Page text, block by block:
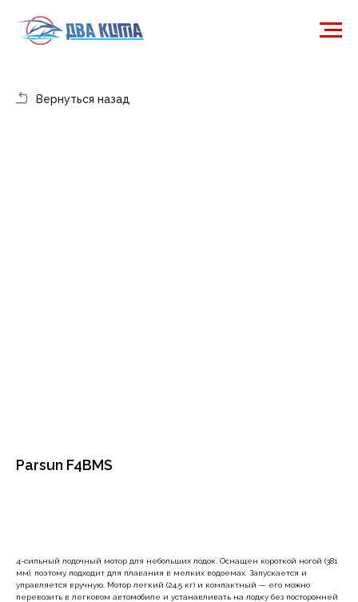
Parsun F4BMS
4-сильный лодочный мотор для небольших лодок. Оснащен короткой ногой (381
мм), поэтому подходит для плавания в мелких водоемах. Запускается и
управляется вручную. Мотор легкий (24,5 кг) и компактный — его можно
перевозить в легковом автомобиле и устанавливать на лодку без посторонней